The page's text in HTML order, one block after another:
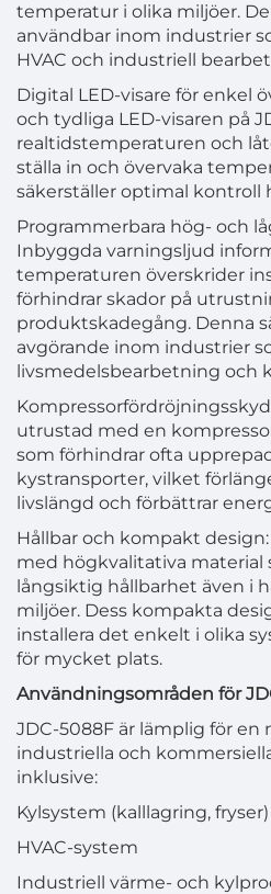
temperatur i olika miljöer.
användbar inom industrier
HVAC och industriell
Digital LED-visare för enkel
och tydliga LED-visaren på
realtidstemperaturen och
ställa in och övervaka
säkerställer optimal kontroll
Programmerbara hög- och
Inbyggda varningsljud
temperaturen överskrider
förhindrar skador på
produktskadegång. Denna
avgörande inom industrier
livsmedelsbearbetning och
utrustad med en
som förhindrar ofta
kystransporter, vilket
livslängd och förbättrar
Hållbar och kompakt
med högkvalitativa material
långsiktig hållbarhet även i
miljöer. Dess kompakta
installera det enkelt i olika
för mycket plats.
Användningsområden för
JDC-5088F är lämplig för en
industriella och
inklusive:
Kylsystem (kalllagring, fryser)
HVAC-system
Industriell värme- och